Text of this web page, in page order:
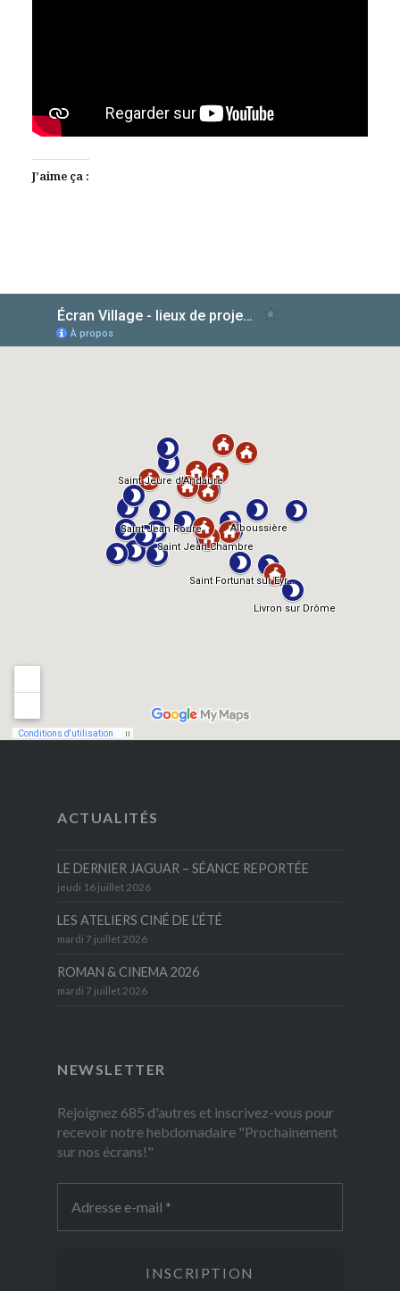
J’aime ça :
AlloCiné
ACTUALITÉS
LE DERNIER JAGUAR – SÉANCE REPORTÉE
jeudi 16 juillet 2026
LES ATELIERS CINÉ DE L’ÉTÉ
mardi 7 juillet 2026
ROMAN & CINEMA 2026
mardi 7 juillet 2026
NEWSLETTER
Rejoignez 685 d'autres et inscrivez-vous pour
recevoir notre hebdomadaire "Prochainement
sur nos écrans!"